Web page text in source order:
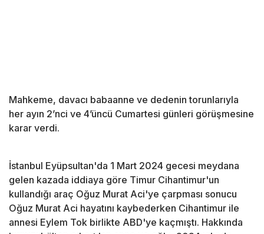
Mahkeme, davacı babaanne ve dedenin torunlarıyla
her ayın 2’nci ve 4’üncü Cumartesi günleri görüşmesine
karar verdi.
İstanbul Eyüpsultan'da 1 Mart 2024 gecesi meydana
gelen kazada iddiaya göre Timur Cihantimur'un
kullandığı araç Oğuz Murat Aci'ye çarpması sonucu
Oğuz Murat Aci hayatını kaybederken Cihantimur ile
annesi Eylem Tok birlikte ABD'ye kaçmıştı. Hakkında